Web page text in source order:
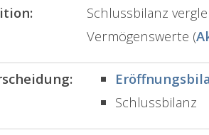
Schlussbilanz
Vermögenswerte (
Schlussbilanz